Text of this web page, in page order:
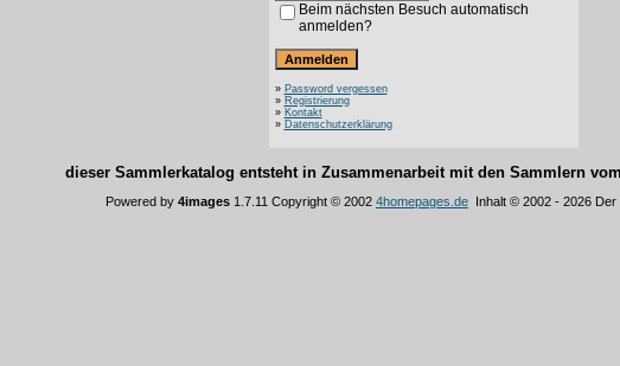
Beim nächsten Besuch automatisch
anmelden?
» Password vergessen
» Registrierung
» Kontakt
» Datenschutzerklärung
dieser Sammlerkatalog entsteht in Zusammenarbeit mit den Sammlern vom
Powered by 4images 1.7.11 Copyright © 2002 4homepages.de Inhalt © 2002 - 2026 Der